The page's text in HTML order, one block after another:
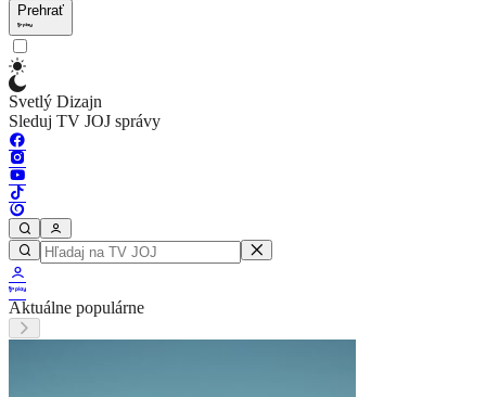
Prehrať
Svetlý Dizajn
Sleduj TV JOJ správy
Aktuálne populárne